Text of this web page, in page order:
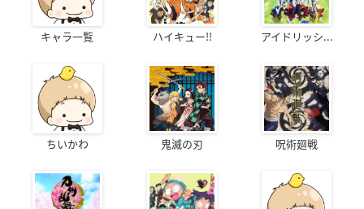
キャラ一覧 ハイキュー!! アイドリッシ...
ちいかわ 鬼滅の刃 呪術廻戦